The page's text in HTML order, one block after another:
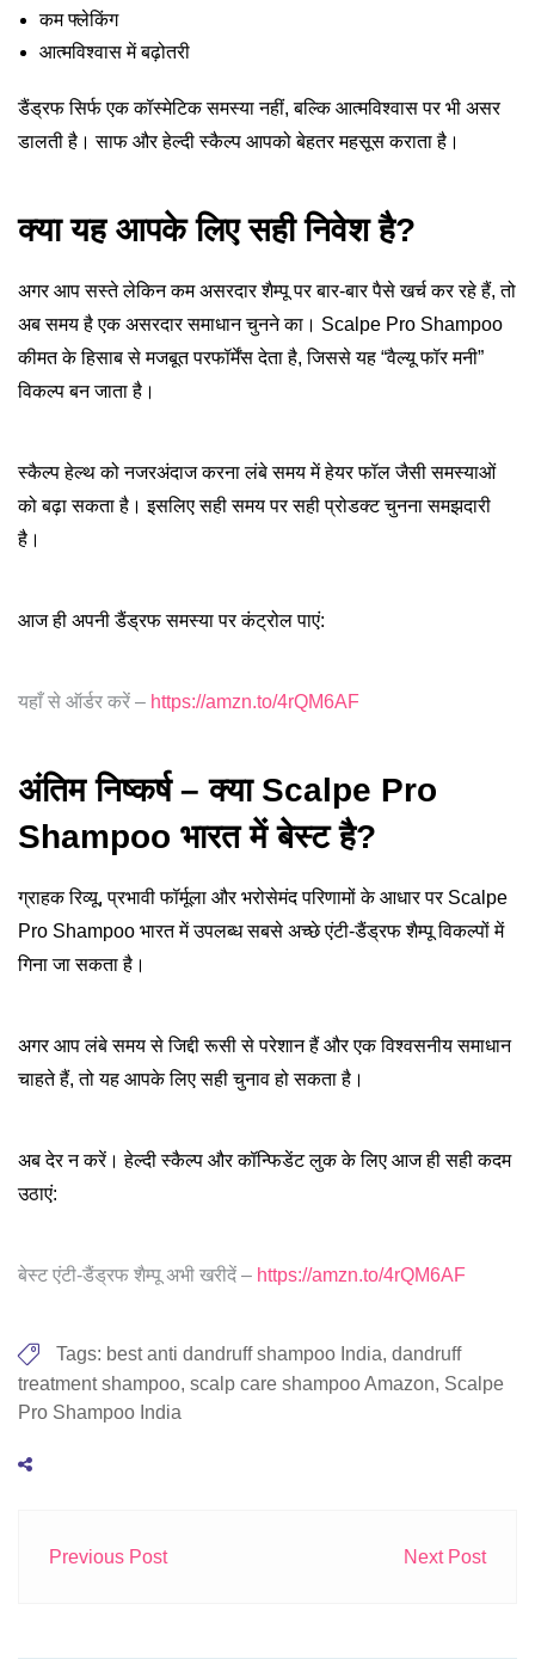
कम फ्लेकिंग
आत्मविश्वास में बढ़ोतरी
डैंड्रफ सिर्फ एक कॉस्मेटिक समस्या नहीं, बल्कि आत्मविश्वास पर भी असर
डालती है। साफ और हेल्दी स्कैल्प आपको बेहतर महसूस कराता है।
क्या यह आपके लिए सही निवेश है?
अगर आप सस्ते लेकिन कम असरदार शैम्पू पर बार-बार पैसे खर्च कर रहे हैं, तो
अब समय है एक असरदार समाधान चुनने का। Scalpe Pro Shampoo
कीमत के हिसाब से मजबूत परफॉर्मेंस देता है, जिससे यह “वैल्यू फॉर मनी”
विकल्प बन जाता है।
स्कैल्प हेल्थ को नजरअंदाज करना लंबे समय में हेयर फॉल जैसी समस्याओं
को बढ़ा सकता है। इसलिए सही समय पर सही प्रोडक्ट चुनना समझदारी
है।
आज ही अपनी डैंड्रफ समस्या पर कंट्रोल पाएं:
यहाँ से ऑर्डर करें – https://amzn.to/4rQM6AF
अंतिम निष्कर्ष – क्या Scalpe Pro
Shampoo भारत में बेस्ट है?
ग्राहक रिव्यू, प्रभावी फॉर्मूला और भरोसेमंद परिणामों के आधार पर Scalpe
Pro Shampoo भारत में उपलब्ध सबसे अच्छे एंटी-डैंड्रफ शैम्पू विकल्पों में
गिना जा सकता है।
अगर आप लंबे समय से जिद्दी रूसी से परेशान हैं और एक विश्वसनीय समाधान
चाहते हैं, तो यह आपके लिए सही चुनाव हो सकता है।
अब देर न करें। हेल्दी स्कैल्प और कॉन्फिडेंट लुक के लिए आज ही सही कदम
उठाएं:
बेस्ट एंटी-डैंड्रफ शैम्पू अभी खरीदें – https://amzn.to/4rQM6AF
Tags: best anti dandruff shampoo India, dandruff
treatment shampoo, scalp care shampoo Amazon, Scalpe
Pro Shampoo India
Previous Post Next Post